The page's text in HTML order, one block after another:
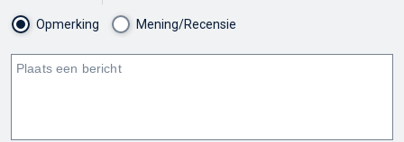
Opmerking Mening/Recensie